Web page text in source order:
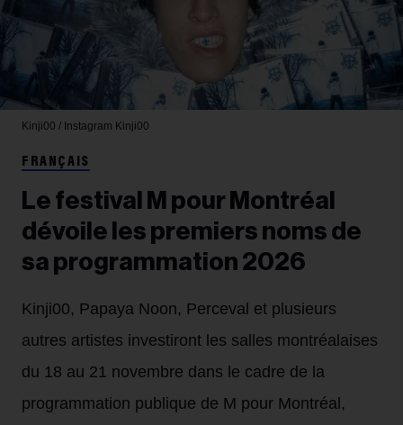
Kinji00 / Instagram Kinji00
FRANÇAIS
Le festival M pour Montréal
dévoile les premiers noms de
sa programmation 2026
Kinji00, Papaya Noon, Perceval et plusieurs
autres artistes investiront les salles montréalaises
du 18 au 21 novembre dans le cadre de la
programmation publique de M pour Montréal,